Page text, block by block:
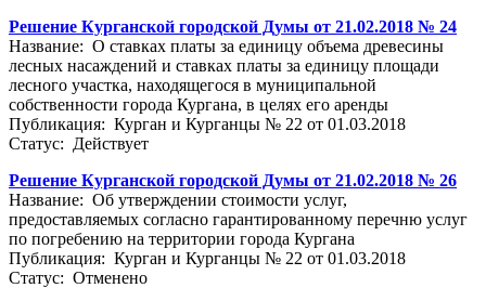
Решение Курганской городской Думы от 21.02.2018 № 24
Название: О ставках платы за единицу объема древесины
лесных насаждений и ставках платы за единицу площади
лесного участка, находящегося в муниципальной
собственности города Кургана, в целях его аренды
Публикация: Курган и Курганцы № 22 от 01.03.2018
Статус: Действует
Решение Курганской городской Думы от 21.02.2018 № 26
Название: Об утверждении стоимости услуг,
предоставляемых согласно гарантированному перечню услуг
по погребению на территории города Кургана
Публикация: Курган и Курганцы № 22 от 01.03.2018
Статус: Отменено